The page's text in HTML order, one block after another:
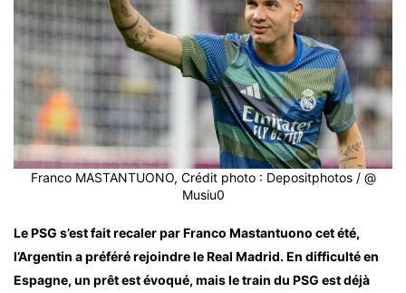
Franco MASTANTUONO, Crédit photo : Depositphotos / @
Musiu0
Le PSG s’est fait recaler par Franco Mastantuono cet été,
l’Argentin a préféré rejoindre le Real Madrid. En difficulté en
Espagne, un prêt est évoqué, mais le train du PSG est déjà